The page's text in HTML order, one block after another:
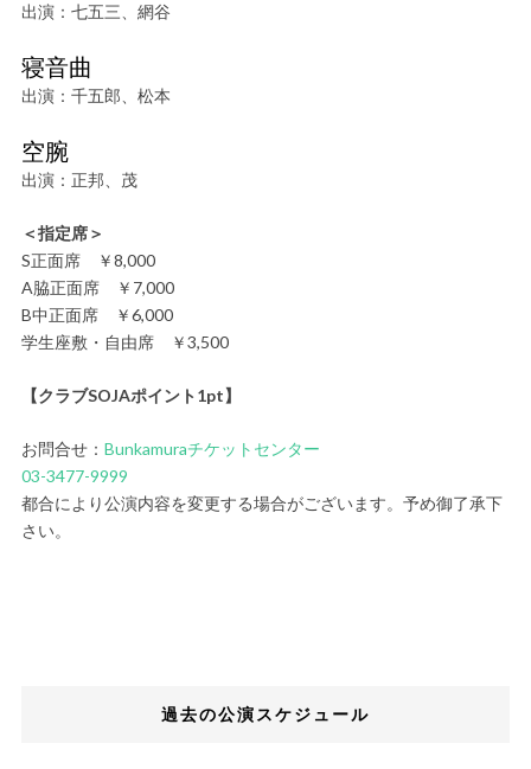
出演：七五三、網谷
寝音曲
出演：千五郎、松本
空腕
出演：正邦、茂
＜指定席＞
S正面席 ￥8,000
A脇正面席 ￥7,000
B中正面席 ￥6,000
学生座敷・自由席 ￥3,500
【クラブSOJAポイント1pt】
お問合せ： Bunkamuraチケットセンター
03-3477-9999
都合により公演内容を変更する場合がございます。予め御了承下
さい。
過去の公演スケジュール